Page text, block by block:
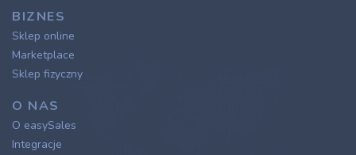
BIZNES
Sklep online
Marketplace
Sklep fizyczny
O NAS
O easySales
Integracje